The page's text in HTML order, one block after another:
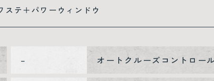
テ＋パワーウィンドウ
– オートクルーズコントロー